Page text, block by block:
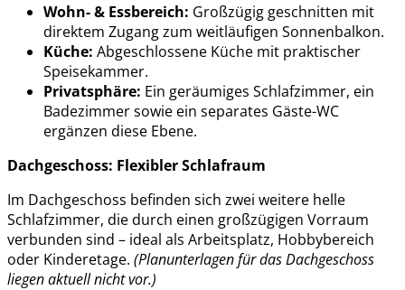
Wohn- & Essbereich: Großzügig geschnitten mit
direktem Zugang zum weitläufigen Sonnenbalkon.
Küche: Abgeschlossene Küche mit praktischer
Speisekammer.
Privatsphäre: Ein geräumiges Schlafzimmer, ein
Badezimmer sowie ein separates Gäste-WC
ergänzen diese Ebene.
Dachgeschoss: Flexibler Schlafraum
Im Dachgeschoss befinden sich zwei weitere helle
Schlafzimmer, die durch einen großzügigen Vorraum
verbunden sind – ideal als Arbeitsplatz, Hobbybereich
oder Kinderetage. (Planunterlagen für das Dachgeschoss
liegen aktuell nicht vor.)